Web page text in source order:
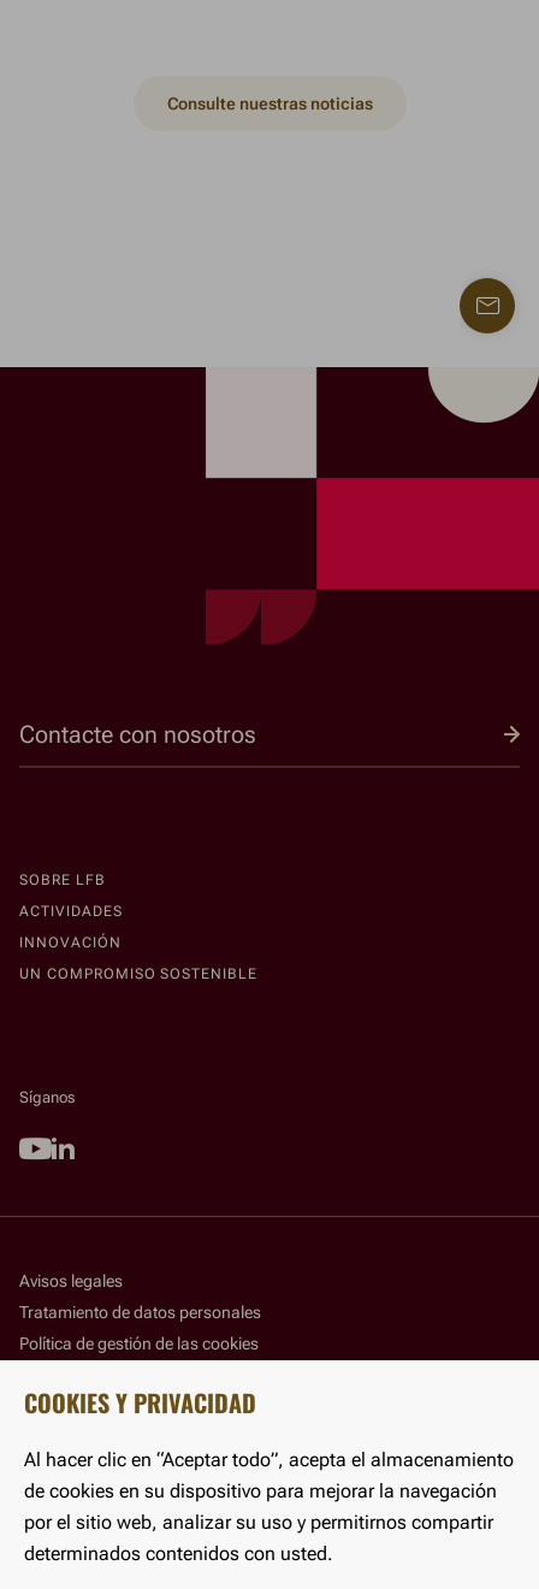
Consulte nuestras noticias
Contacte con nosotros
SOBRE LFB
ACTIVIDADES
INNOVACIÓN
UN COMPROMISO SOSTENIBLE
Síganos
Youtube
Linkedin
Avisos legales
Tratamiento de datos personales
Política de gestión de las cookies
Accesibilidad
©LFB 2025
COOKIES Y PRIVACIDAD
Al hacer clic en “Aceptar todo”, acepta el almacenamiento
de cookies en su dispositivo para mejorar la navegación
por el sitio web, analizar su uso y permitirnos compartir
determinados contenidos con usted.